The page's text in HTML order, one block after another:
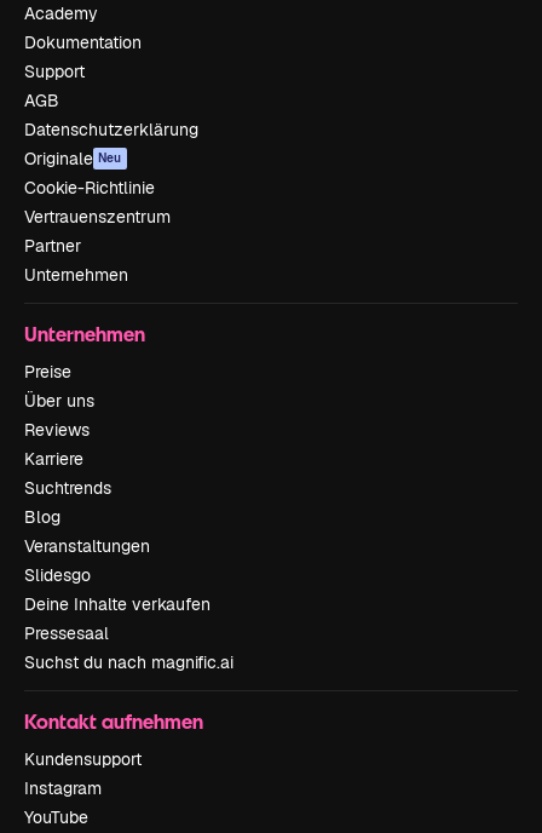
Academy
Dokumentation
Support
AGB
Datenschutzerklärung
Originale Neu
Cookie-Richtlinie
Vertrauenszentrum
Partner
Unternehmen
Unternehmen
Preise
Über uns
Reviews
Karriere
Suchtrends
Blog
Veranstaltungen
Slidesgo
Deine Inhalte verkaufen
Pressesaal
Suchst du nach magnific.ai
Kontakt aufnehmen
Kundensupport
Instagram
YouTube